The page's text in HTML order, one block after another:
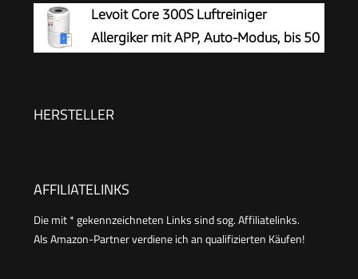
Levoit Core 300S Luftreiniger
Allergiker mit APP, Auto-Modus, bis 50
HERSTELLER
AFFILIATELINKS
Die mit * gekennzeichneten Links sind sog. Affiliatelinks.
Als Amazon-Partner verdiene ich an qualifizierten Käufen!